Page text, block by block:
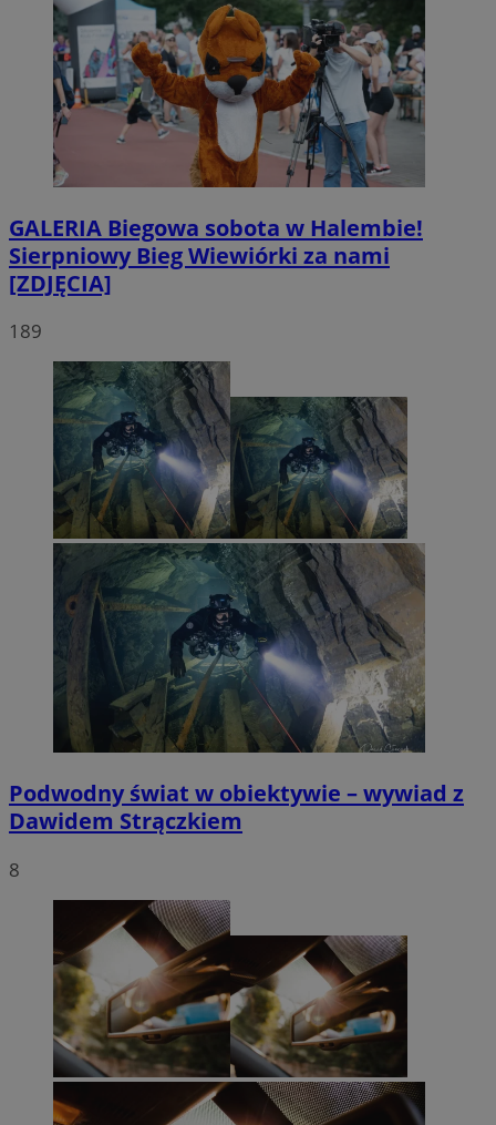
GALERIA Biegowa sobota w Halembie!
Sierpniowy Bieg Wiewiórki za nami
[ZDJĘCIA]
189
Podwodny świat w obiektywie – wywiad z
Dawidem Strączkiem
8